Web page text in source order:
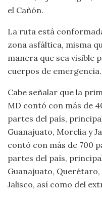
el Cañón.
La ruta está
zona asfáltica, misma
manera que sea visible
cuerpos de emergencia.
Cabe señalar que la
MD contó con más de
partes del país,
Guanajuato, Morelia y
contó con más de 700
partes del país,
Guanajuato,
Jalisco, así como del